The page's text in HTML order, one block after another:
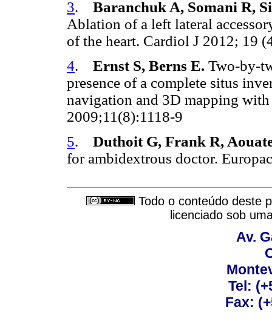
3. Baranchuk A, Somani R,
Ablation of a left lateral
of the heart. Cardiol J 2012; 19
4. Ernst S, Berns E. Two-by-
presence of a complete situs
navigation and 3D mapping
2009;11(8):1118-9
5. Duthoit G, Frank R,
for ambidextrous doctor.
Todo o conteúdo deste
licenciado sob
Av.
Tel:
Fax: